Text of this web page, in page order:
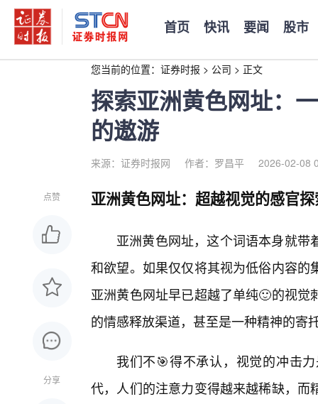
首页 快讯 要闻 股市
您当前的位置： 证券时报 > 公司 > 正文
探索亚洲黄色网址：
的遨游
来源：证券时报网 作者：罗昌平 2026-02-08
点赞
分享
亚洲黄色网址：超越视觉的感官
亚洲黄色网址，这个词语本身就
和欲望。如果仅仅将其视为低俗内容
亚洲黄色网址早已超越了单纯🙂的视
的情感释放渠道，甚至是一种精神的寄
我们不🎯得不承认，视觉的冲击
代，人们的注意力变得越来越稀缺，